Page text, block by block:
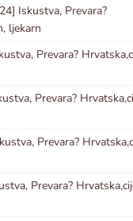
Iskustva, Prevara?
ljekarn
Prevara?
Prevara?
Prevara?
Prevara?